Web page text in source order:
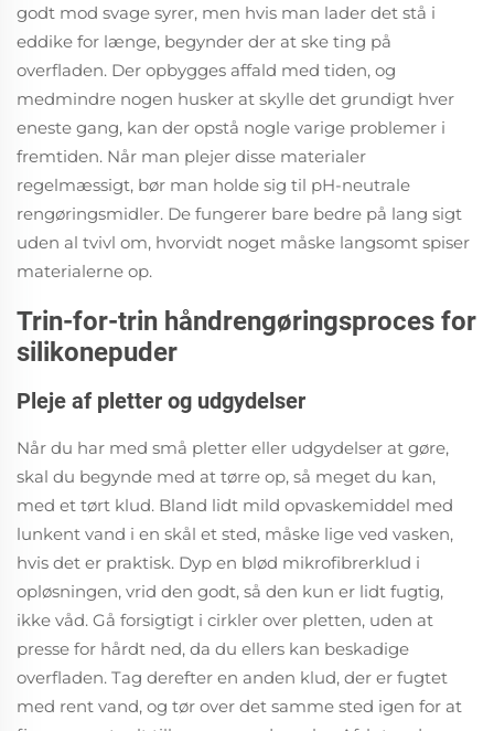
godt mod svage syrer, men hvis man lader det stå i
eddike for længe, begynder der at ske ting på
overfladen. Der opbygges affald med tiden, og
medmindre nogen husker at skylle det grundigt hver
eneste gang, kan der opstå nogle varige problemer i
fremtiden. Når man plejer disse materialer
regelmæssigt, bør man holde sig til pH-neutrale
rengøringsmidler. De fungerer bare bedre på lang sigt
uden al tvivl om, hvorvidt noget måske langsomt spiser
materialerne op.
Trin-for-trin håndrengøringsproces for
silikonepuder
Pleje af pletter og udgydelser
Når du har med små pletter eller udgydelser at gøre,
skal du begynde med at tørre op, så meget du kan,
med et tørt klud. Bland lidt mild opvaskemiddel med
lunkent vand i en skål et sted, måske lige ved vasken,
hvis det er praktisk. Dyp en blød mikrofibrerklud i
opløsningen, vrid den godt, så den kun er lidt fugtig,
ikke våd. Gå forsigtigt i cirkler over pletten, uden at
presse for hårdt ned, da du ellers kan beskadige
overfladen. Tag derefter en anden klud, der er fugtet
med rent vand, og tør over det samme sted igen for at